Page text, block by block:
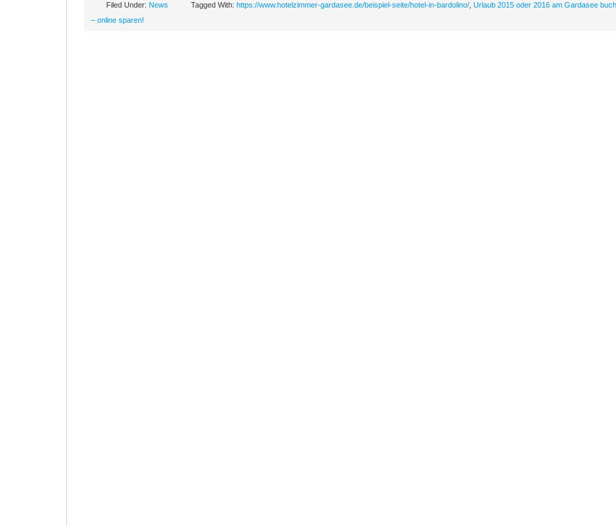
Filed Under: News Tagged With: https://www.hotelzimmer-gardasee.de/beispiel-seite/hotel-in-bardolino/ Urlaub 2015 oder 2016 am Gardasee
– online sparen!